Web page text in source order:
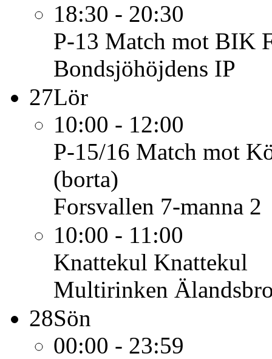
18:30 - 20:30
P-13 Match mot BIK
Bondsjöhöjdens IP
27Lör
10:00 - 12:00
P-15/16 Match mot
(borta)
Forsvallen 7-manna 2
10:00 - 11:00
Knattekul Knattekul
Multirinken
28Sön
00:00 - 23:59